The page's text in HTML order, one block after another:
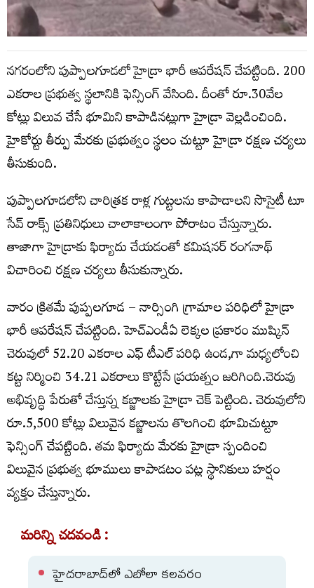
నగరంలోని పుప్పాలగూడలో హైడ్రా భారీ ఆపరేషన్‌ చేపట్టింది. 200
ఎకరాల ప్రభుత్వ స్థలానికి ఫెన్సింగ్‌ వేసింది. దీంతో రూ.30వేల
కోట్లు విలువ చేసే భూమిని కాపాడినట్లుగా హైడ్రా వెల్లడించింది.
హైకోర్టు తీర్పు మేరకు ప్రభుత్వం స్థలం చుట్టూ హైడ్రా రక్షణ చర్యలు
తీసుకుంది.
పుప్పాలగూడలోని చారిత్రక రాళ్ల గుట్టలను కాపాడాలని సొసైటీ టూ
సేవ్ రాక్స్‌ ప్రతినిధులు చాలాకాలంగా పోరాటం చేస్తున్నారు.
తాజాగా హైడ్రాకు ఫిర్యాదు చేయడంతో కమిషనర్‌ రంగనాథ్‌
విచారించి రక్షణ చర్యలు తీసుకున్నారు.
వారం క్రితమే పుప్పలగూడ – నార్సింగి గ్రామాల పరిధిలో హైడ్రా
భారీ ఆపరేషన్ చేపట్టింది. హెచ్​ఎండీఏ లెక్కల ప్రకారం ముష్కిన్
చెరువులో 52.20 ఎకరాల ఎఫ్ టీఎల్ పరిధి ఉండ,గా మధ్యలోంచి
కట్ట నిర్మించి 34.21 ఎకరాలు కొట్టేసే ప్రయత్నం జరిగింది.చెరువు
అభివృద్ధి పేరుతో చేస్తున్న కబ్జాలకు హైడ్రా చెక్‌ పెట్టింది. చెరువులోని
రూ.5,500 కోట్లు విలువైన కబ్జాలను తొలగించి భూమిచుట్టూ
ఫెన్సింగ్‌ చేపట్టింది. తమ ఫిర్యాదు మేరకు హైడ్రా స్పందించి
విలువైన ప్రభుత్వ భూములు కాపాడటం పట్ల స్థానికులు హర్షం
వ్యక్తం చేస్తున్నారు.
మరిన్ని చదవండి :
హైదరాబాద్‌లో ఎబోలా క‌ల‌వ‌రం